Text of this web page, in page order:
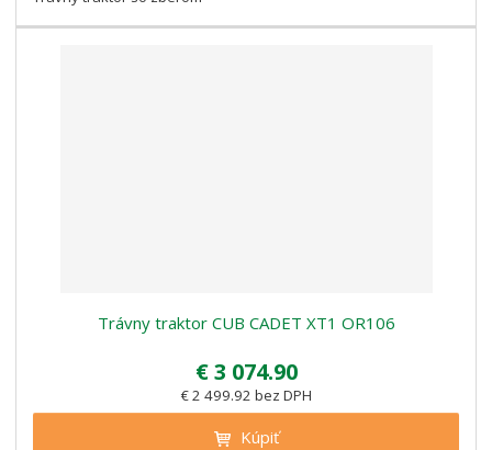
Trávny traktor CUB CADET XT1 OR106
€ 3 074.90
€ 2 499.92 bez DPH
Kúpiť